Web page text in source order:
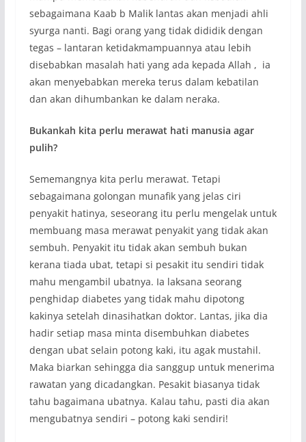
sebagaimana Kaab b Malik lantas akan menjadi ahli
syurga nanti. Bagi orang yang tidak dididik dengan
tegas – lantaran ketidakmampuannya atau lebih
disebabkan masalah hati yang ada kepada Allah , ia
akan menyebabkan mereka terus dalam kebatilan
dan akan dihumbankan ke dalam neraka.
Bukankah kita perlu merawat hati manusia agar
pulih?
Sememangnya kita perlu merawat. Tetapi
sebagaimana golongan munafik yang jelas ciri
penyakit hatinya, seseorang itu perlu mengelak untuk
membuang masa merawat penyakit yang tidak akan
sembuh. Penyakit itu tidak akan sembuh bukan
kerana tiada ubat, tetapi si pesakit itu sendiri tidak
mahu mengambil ubatnya. Ia laksana seorang
penghidap diabetes yang tidak mahu dipotong
kakinya setelah dinasihatkan doktor. Lantas, jika dia
hadir setiap masa minta disembuhkan diabetes
dengan ubat selain potong kaki, itu agak mustahil.
Maka biarkan sehingga dia sanggup untuk menerima
rawatan yang dicadangkan. Pesakit biasanya tidak
tahu bagaimana ubatnya. Kalau tahu, pasti dia akan
mengubatnya sendiri – potong kaki sendiri!